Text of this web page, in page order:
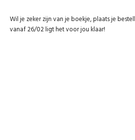
Wil je zeker zijn van je boekje, plaats je
vanaf 26/02 ligt het voor jou klaar!